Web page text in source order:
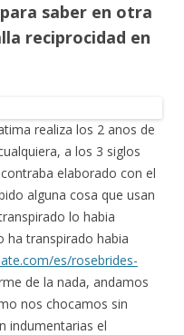
saber en otra
reciprocidad en
realiza los 2 anos de
a los 3 siglos
elaborado con el
alguna cosa que usan
lo habia
ha transpirado habia
es/rosebrides-
de la nada, andamos
nos chocamos sin
indumentarias el